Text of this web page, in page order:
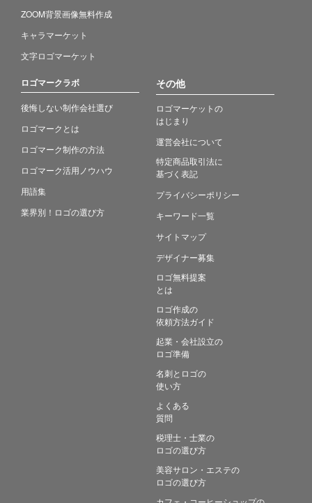
ZOOM背景画像無料作成
キャラマーケット
文字ロゴマーケット
ロゴマークラボ
後悔しない制作会社選び
ロゴマークとは
ロゴマーク制作の方法
ロゴマーク活用ノウハウ
用語集
業界別！ロゴの選び方
その他
ロゴマーケットの
はじまり
運営会社について
特定商品取引法に
基づく表記
プライバシーポリシー
キーワード一覧
サイトマップ
デザイナー募集
ロゴ無料提案
とは
ロゴ作成の
依頼方法ガイド
起業・会社設立の
ロゴ準備
名刺とロゴの
使い方
よくある
質問
税理士・士業の
ロゴの選び方
美容サロン・エステの
ロゴの選び方